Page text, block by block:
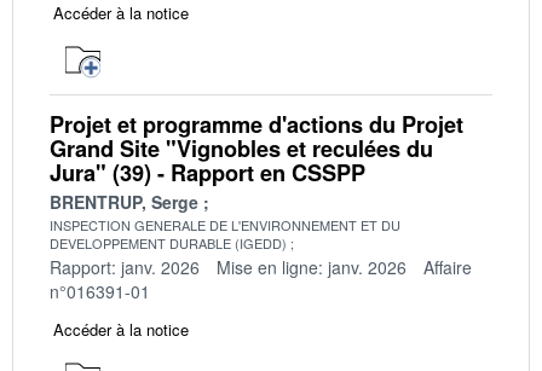
Accéder à la notice
Projet et programme d'actions du Projet
Grand Site "Vignobles et reculées du
Jura" (39) - Rapport en CSSPP
BRENTRUP, Serge
INSPECTION GENERALE DE L'ENVIRONNEMENT ET DU
DEVELOPPEMENT DURABLE (IGEDD)
Rapport: janv. 2026 Mise en ligne: janv. 2026
Affaire
n°016391-01
Accéder à la notice